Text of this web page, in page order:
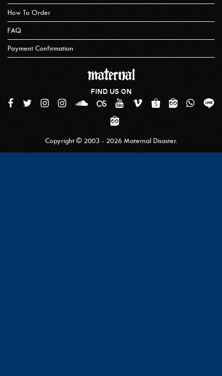
How To Order
FAQ
Payment Confirmation
FIND US ON
Copyright © 2003 - 2026 Maternal Disaster.